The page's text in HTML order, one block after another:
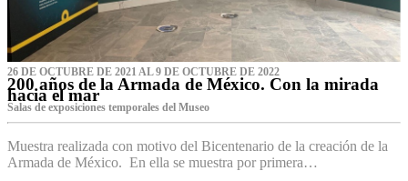
26 DE OCTUBRE DE 2021 AL 9 DE OCTUBRE DE 2022
200 años de la Armada de México. Con la mirada
hacia el mar
Salas de exposiciones temporales del Museo‌
Muestra realizada con motivo del Bicentenario de la creación de la
Armada de México. En ella se muestra por primera…